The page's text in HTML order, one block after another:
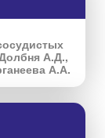
А.Д.,
А.А.